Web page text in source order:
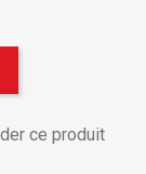
ce produit